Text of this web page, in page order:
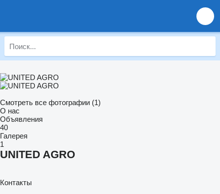
Смотреть все фотографии (1)
О нас
Объявления
40
Галерея
1
UNITED AGRO
Контакты